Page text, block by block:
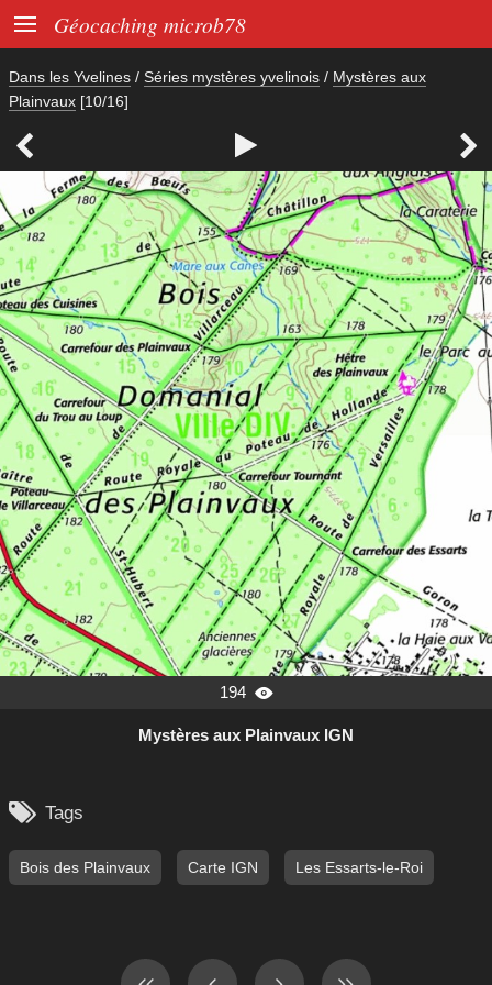
 Géocaching microb78
Dans les Yvelines / Séries mystères yvelinois / Mystères aux
Plainvaux [10/16]
  
194 
Mystères aux Plainvaux IGN
 Tags
Bois des Plainvaux Carte IGN Les Essarts-le-Roi